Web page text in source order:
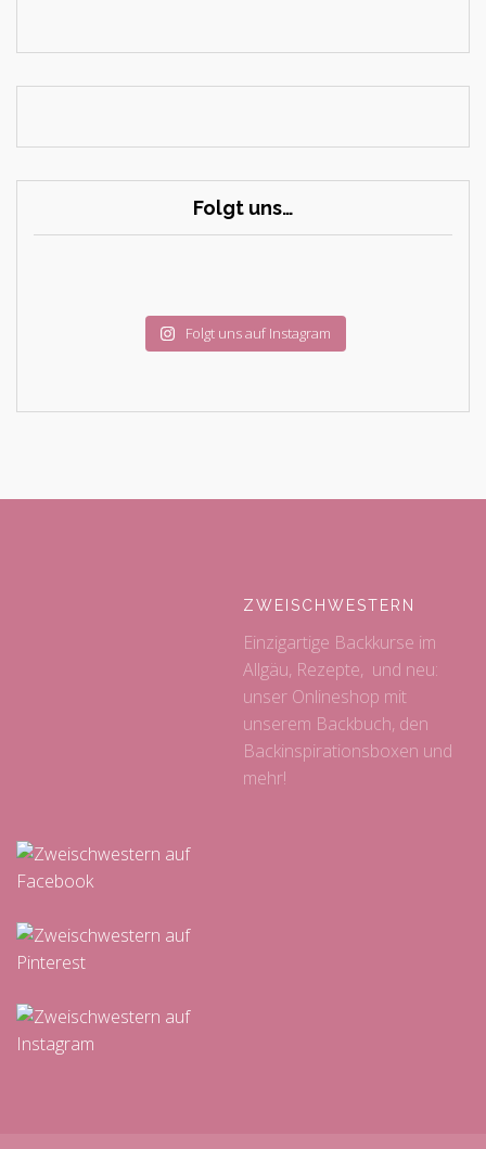
Folgt uns…
Folgt uns auf Instagram
ZWEISCHWESTERN
Einzigartige Backkurse im
Allgäu, Rezepte, und neu:
unser Onlineshop mit
unserem Backbuch, den
Backinspirationsboxen und
mehr!